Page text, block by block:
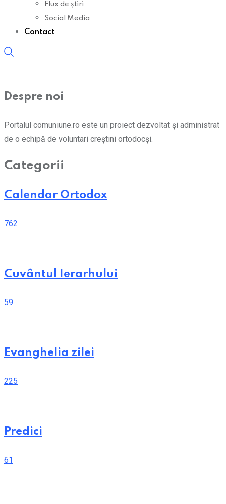
Flux de știri
Social Media
Contact
Despre noi
Portalul comuniune.ro este un proiect dezvoltat și administrat
de o echipă de voluntari creștini ortodocși.
Categorii
Calendar Ortodox
762
Cuvântul Ierarhului
59
Evanghelia zilei
225
Predici
61